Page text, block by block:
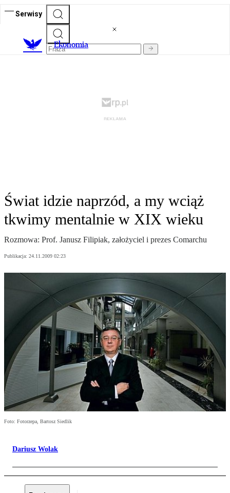
Serwisy
Ekonomia
Świat idzie naprzód, a my wciąż
tkwimy mentalnie w XIX wieku
Rozmowa: Prof. Janusz Filipiak, założyciel i prezes Comarchu
Publikacja: 24.11.2009 02:23
Foto: Fotorzepa, Bartosz Siedlik
Dariusz Wolak